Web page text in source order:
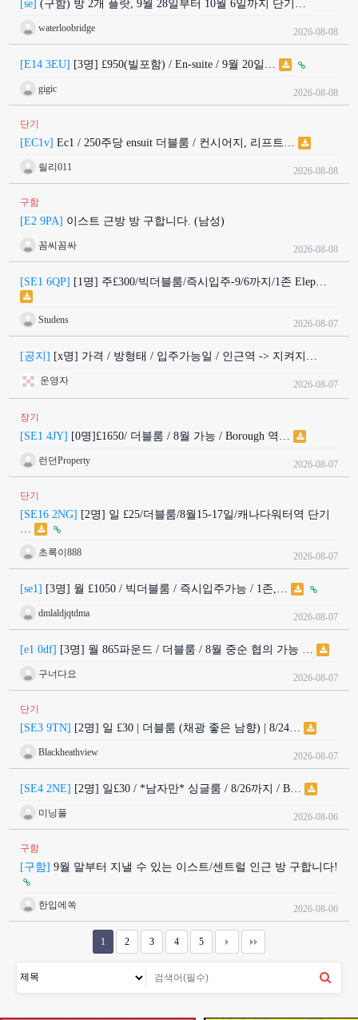
[se] (구함) 방 2개 플랏, 9월 28일부터 10월 6일까지 단기…
waterloobridge 2026-08-08
[E14 3EU] [3명] £950(빌포함) / En-suite / 9월 20일…
gigic 2026-08-08
단기
[EC1v] Ec1 / 250주당 ensuit 더블룸 / 컨시어지, 리프트…
릴리011 2026-08-08
구함
[E2 9PA] 이스트 근방 방 구합니다. (남성)
꼼씨꼼싸 2026-08-08
[SE1 6QP] [1명] 주£300/빅더블룸/즉시입주-9/6까지/1존 Elep…
Studens 2026-08-07
[공지] [x명] 가격 / 방형태 / 입주가능일 / 인근역 -> 지켜지…
운영자 2026-08-07
장기
[SE1 4JY] [0명]£1650/ 더블룸 / 8월 가능 / Borough 역…
런던Property 2026-08-07
단기
[SE16 2NG] [2명] 일 £25/더블룸/8월15-17일/캐나다워터역 단기
초록이888 2026-08-07
[se1] [3명] 월 £1050 / 빅더블룸 / 즉시입주가능 / 1존,…
dmlaldjqtdma 2026-08-07
[e1 0df] [3명] 월 865파운드 / 더블룸 / 8월 중순 협의 가능 …
구너다요 2026-08-07
단기
[SE3 9TN] [2명] 일 £30 | 더블룸 (채광 좋은 남향) | 8/24…
Blackheathview 2026-08-07
[SE4 2NE] [2명] 일£30 / *남자만* 싱글룸 / 8/26까지 / B…
미닝풀 2026-08-06
구함
[구함] 9월 말부터 지낼 수 있는 이스트/센트럴 인근 방 구합니다!
한입에쏙 2026-08-06
1 2 3 4 5